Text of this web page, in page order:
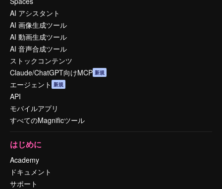
AI アシスタント
AI 画像生成ツール
AI 動画生成ツール
AI 音声合成ツール
ストックコンテンツ
Claude/ChatGPT向けMCP 新規
エージェント 新規
API
モバイルアプリ
すべてのMagnificツール
はじめに
Academy
ドキュメント
サポート